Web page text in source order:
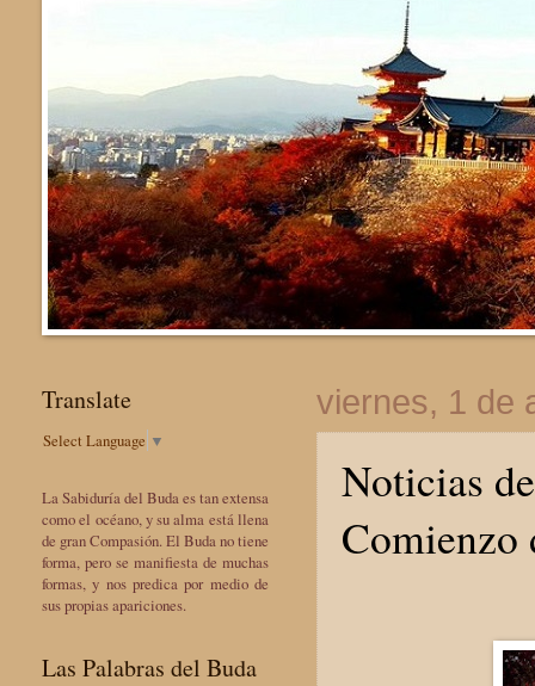
viernes, 1 de
Noticias
Comienzo
Translate
Select Language ▼
La Sabiduría del Buda es tan extensa
como el océano, y su alma está llena
de gran Compasión. El Buda no tiene
forma, pero se manifiesta de muchas
formas, y nos predica por medio de
sus propias apariciones.
Las Palabras del Buda